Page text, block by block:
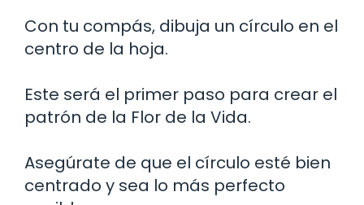
Con tu compás, dibuja un círculo en el
centro de la hoja.
Este será el primer paso para crear el
patrón de la Flor de la Vida.
Asegúrate de que el círculo esté bien
centrado y sea lo más perfecto